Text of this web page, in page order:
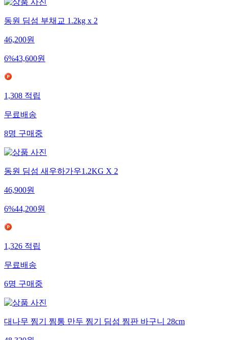
동원 딤섬 부채교 1.2kg x 2
46,200원
6%43,600원
1,308 적립
무료배송
8명 구매중
동원 딤섬 새우하가우1.2KG X 2
46,900원
6%44,200원
1,326 적립
무료배송
6명 구매중
대나무 찜기 찜통 만두 찜기 딤섬 찜판 바구니 28cm